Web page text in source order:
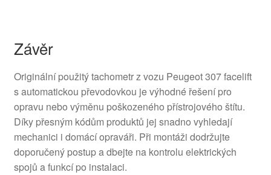
Závěr
Originální použitý tachometr z vozu Peugeot 307 facelift
s automatickou převodovkou je výhodné řešení pro
opravu nebo výměnu poškozeného přístrojového štítu.
Díky přesným kódům produktů jej snadno vyhledají
mechanici i domácí opraváři. Při montáži dodržujte
doporučený postup a dbejte na kontrolu elektrických
spojů a funkcí po instalaci.